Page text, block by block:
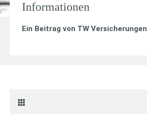
Informationen
Ein Beitrag von TW Versicherungen